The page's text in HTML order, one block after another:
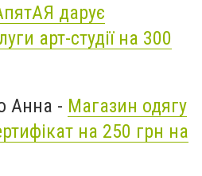
дарує
арт-студії на 300
Анна - Магазин одягу
на 250 грн на